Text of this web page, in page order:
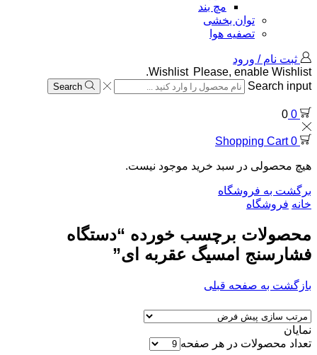
مچ بند
توان بخشی
تصفیه هوا
ثبت نام / ورود
Wishlist Please, enable Wishlist.
Search input
Search
0
0
0
Shopping Cart
هیچ محصولی در سبد خرید موجود نیست.
برگشت به فروشگاه
خانه فروشگاه
محصولات برچسب خورده “دستگاه
فشارسنج امسیگ عقربه ای”
بازگشت به صفحه قبلی
نمایان
تعداد محصولات در هر صفحه